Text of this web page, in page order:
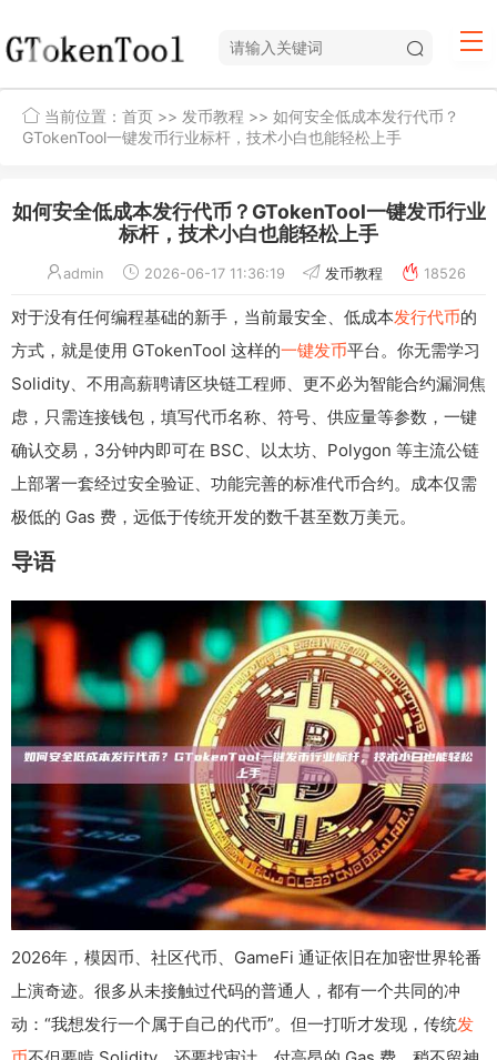
当前位置： 首页 >> 发币教程 >> 如何安全低成本发行代币？
GTokenTool一键发币行业标杆，技术小白也能轻松上手
如何安全低成本发行代币？GTokenTool一键发币行业
标杆，技术小白也能轻松上手
admin 2026-06-17 11:36:19 发币教程 18526
对于没有任何编程基础的新手，当前最安全、低成本发行代币的
方式，就是使用 GTokenTool 这样的一键发币平台。你无需学习
Solidity、不用高薪聘请区块链工程师、更不必为智能合约漏洞焦
虑，只需连接钱包，填写代币名称、符号、供应量等参数，一键
确认交易，3分钟内即可在 BSC、以太坊、Polygon 等主流公链
上部署一套经过安全验证、功能完善的标准代币合约。成本仅需
极低的 Gas 费，远低于传统开发的数千甚至数万美元。
导语
2026年，模因币、社区代币、GameFi 通证依旧在加密世界轮番
上演奇迹。很多从未接触过代码的普通人，都有一个共同的冲
动：“我想发行一个属于自己的代币”。但一打听才发现，传统发